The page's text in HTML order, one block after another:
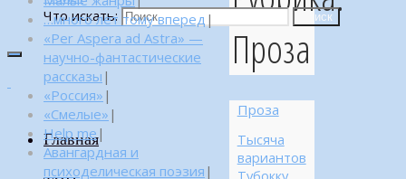
Что искать:
Поиск
Главная
Проза
Проза
Тысяча
вариантов
…много лет тому вперед |
«Per Aspera ad Astra» —
научно-фантастические
рассказы |
«Россия» |
«Смелые» |
Help me|
Авангардная и
психоделическая поэзия |